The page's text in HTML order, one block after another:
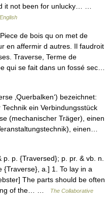
it not been for unlucky… …
de bois qu on met de
en affermir d autres. Il faudroit
Traverse, Terme de
qui se fait dans un fossé sec…
‚Querbalken‘) bezeichnet:
ein Verbindungsstück
(mechanischer Träger), einen
einen…
p. {Traversed}; p. pr. & vb. n.
{Traverse}, a.] 1. To lay in a
The parts should be often
of the… …
The Collaborative